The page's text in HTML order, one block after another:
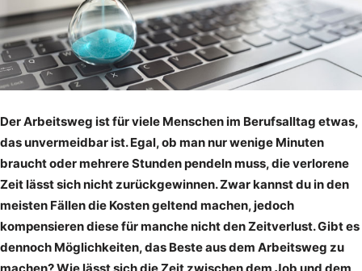
Der Arbeitsweg ist für viele Menschen im Berufsalltag etwas,
das unvermeidbar ist. Egal, ob man nur wenige Minuten
braucht oder mehrere Stunden pendeln muss, die verlorene
Zeit lässt sich nicht zurückgewinnen. Zwar kannst du in den
meisten Fällen die Kosten geltend machen, jedoch
kompensieren diese für manche nicht den Zeitverlust. Gibt es
dennoch Möglichkeiten, das Beste aus dem Arbeitsweg zu